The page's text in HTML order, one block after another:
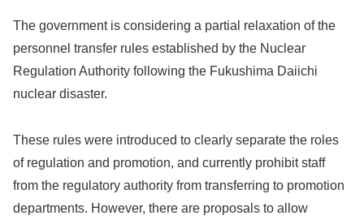
The government is considering a partial relaxation of the
personnel transfer rules established by the Nuclear
Regulation Authority following the Fukushima Daiichi
nuclear disaster.
These rules were introduced to clearly separate the roles
of regulation and promotion, and currently prohibit staff
from the regulatory authority from transferring to promotion
departments. However, there are proposals to allow